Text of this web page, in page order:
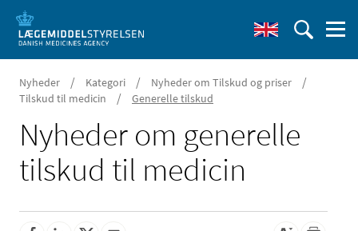
Nyheder / Kategori / Nyheder om Tilskud og priser /
Tilskud til medicin / Generelle tilskud
Nyheder om generelle
tilskud til medicin